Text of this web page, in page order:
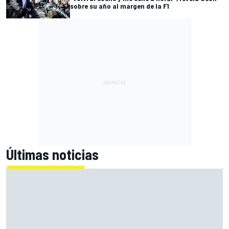
sobre su año al margen de la F1
Últimas noticias